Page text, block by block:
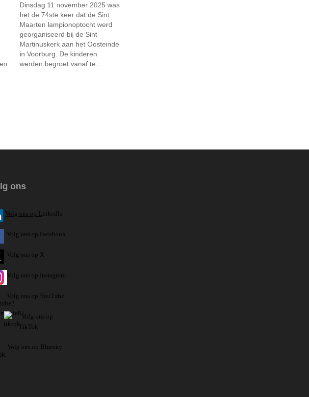
Dinsdag 11 november 2025 was
het de 74ste keer dat de Sint
Maarten lampionoptocht werd
georganiseerd bij de Sint
Martinuskerk aan het Oosteinde
in Voorburg. De kinderen
werden begroet vanaf te...
ons
Volg ons op L inkedIn
Volg ons op Facebook
Volg ons op X
Volg ons op Instagram
Volg ons op YouTube
Volg ons op
TikTok
Volg ons op Bluesky